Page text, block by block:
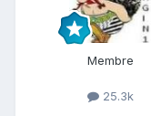
Membre
25.3k